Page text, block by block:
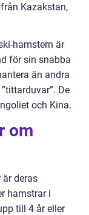
Kazakstan,
hamstern är
för sin snabba
än andra
De
och Kina.
om
är deras
hamstrar i
till 4 år eller